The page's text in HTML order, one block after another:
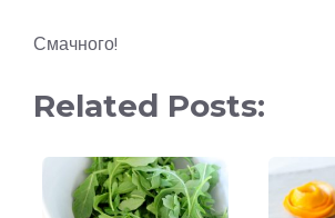
Смачного!
Related Posts: